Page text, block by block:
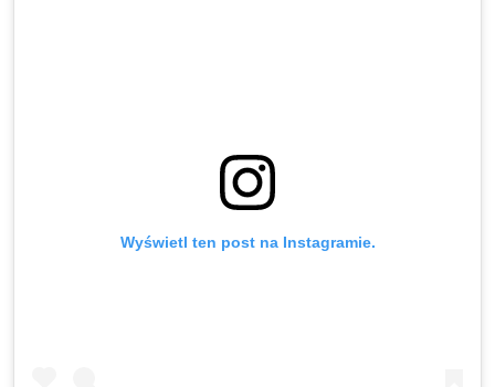
Wyświetl ten post na Instagramie.